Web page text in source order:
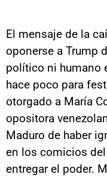
El mensaje de la
oponerse a Trump
político ni humano
hace poco para
otorgado a María
opositora
Maduro de haber
en los comicios
entregar el poder.